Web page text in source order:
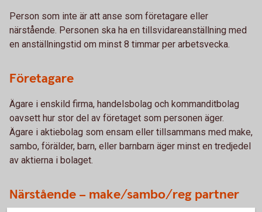
Person som inte är att anse som företagare eller
närstående. Personen ska ha en tillsvidareanställning med
en anställningstid om minst 8 timmar per arbetsvecka.
Företagare
Ägare i enskild firma, handelsbolag och kommanditbolag
oavsett hur stor del av företaget som personen äger.
Ägare i aktiebolag som ensam eller tillsammans med make,
sambo, förälder, barn, eller barnbarn äger minst en tredjedel
av aktierna i bolaget.
Närstående – make/sambo/reg partner